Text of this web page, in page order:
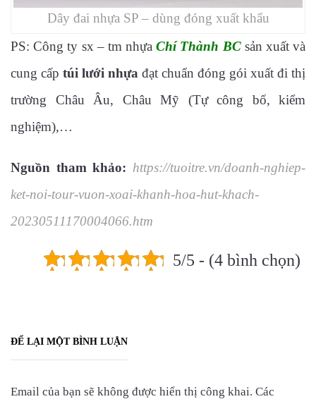
Dây đai nhựa SP – dùng đóng xuất khẩu
PS: Công ty sx – tm nhựaChí Thành BCsản xuất và
cung cấp túi lưới nhựa đạt chuẩn đóng gói xuất đi thị
trường Châu Âu, Châu Mỹ (Tự công bố, kiểm
nghiệm),…
Nguồn tham khảo: https://tuoitre.vn/doanh-nghiep-
ket-noi-tour-vuon-xoai-khanh-hoa-hut-khach-
20230511170004066.htm
5/5 - (4 bình chọn)
ĐỂ LẠI MỘT BÌNH LUẬN
Email của bạn sẽ không được hiển thị công khai. Các